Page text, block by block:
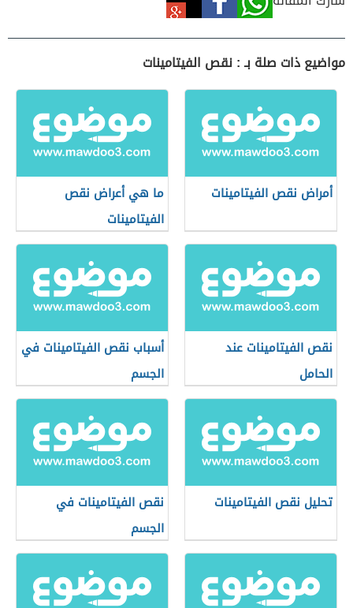
مواضيع ذات صلة بـ : نقص الفيتامينات
أمراض نقص الفيتامينات
ما هي أعراض نقص
الفيتامينات
نقص الفيتامينات عند
الحامل
أسباب نقص الفيتامينات في
الجسم
تحليل نقص الفيتامينات
نقص الفيتامينات في
الجسم